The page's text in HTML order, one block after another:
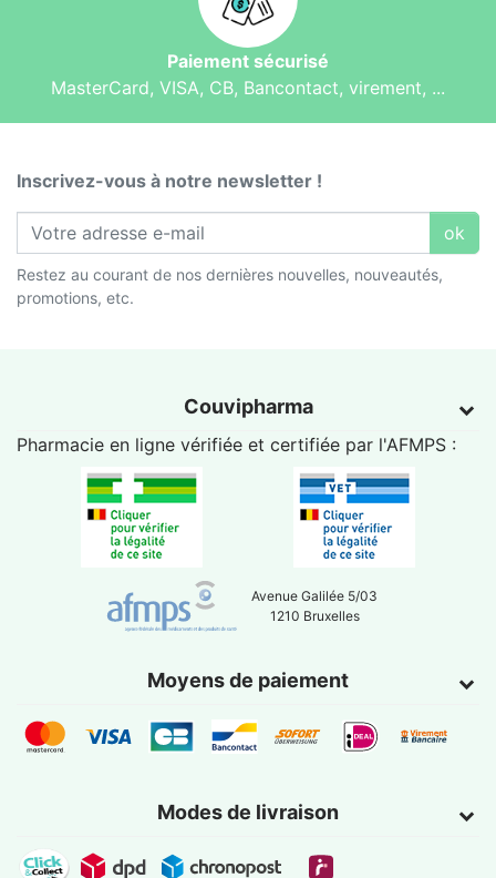
Paiement sécurisé
MasterCard, VISA, CB, Bancontact, virement, ...
Inscrivez-vous à notre newsletter !
ok
Restez au courant de nos dernières nouvelles, nouveautés,
promotions, etc.
Couvipharma
Pharmacie en ligne vérifiée et certifiée par l'AFMPS :
Avenue Galilée 5/03
1210 Bruxelles
Moyens de paiement
Modes de livraison